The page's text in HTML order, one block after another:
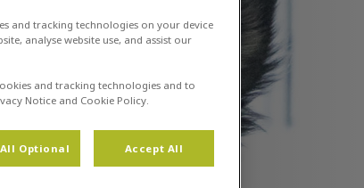
and tracking technologies on your device
analyse website use, and assist our
and tracking technologies and to
Notice and Cookie Policy.
Optional Accept All